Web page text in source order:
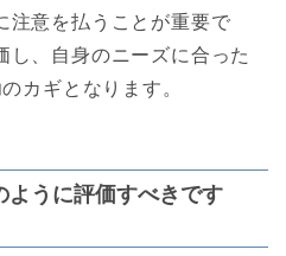
注意を払うことが重要で
し、自身のニーズに合った
カギとなります。
ように評価すべきです